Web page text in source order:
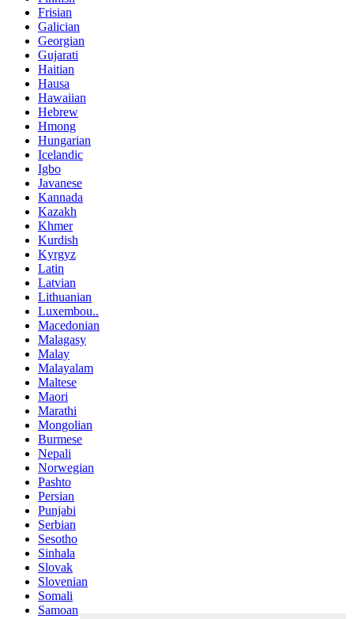
Frisian
Galician
Georgian
Gujarati
Haitian
Hausa
Hawaiian
Hebrew
Hmong
Hungarian
Icelandic
Igbo
Javanese
Kannada
Kazakh
Khmer
Kurdish
Kyrgyz
Latin
Latvian
Lithuanian
Luxembou..
Macedonian
Malagasy
Malay
Malayalam
Maltese
Maori
Marathi
Mongolian
Burmese
Nepali
Norwegian
Pashto
Persian
Punjabi
Serbian
Sesotho
Sinhala
Slovak
Slovenian
Somali
Samoan